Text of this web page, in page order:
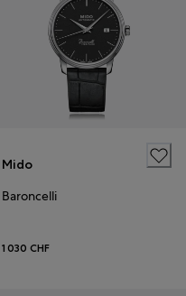
Mido
Baroncelli
1 030 CHF